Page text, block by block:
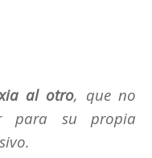
al otro, que no
para su propia